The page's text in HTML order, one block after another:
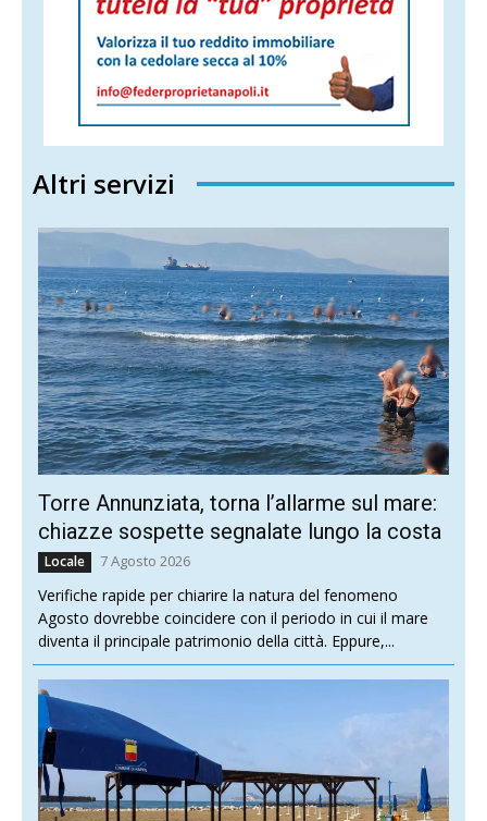
Altri servizi
Torre Annunziata, torna l’allarme sul mare:
chiazze sospette segnalate lungo la costa
Locale 7 Agosto 2026
Verifiche rapide per chiarire la natura del fenomeno
Agosto dovrebbe coincidere con il periodo in cui il mare
diventa il principale patrimonio della città. Eppure,...